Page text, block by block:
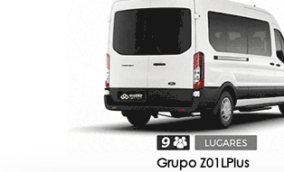
Grupo Z01LPlus